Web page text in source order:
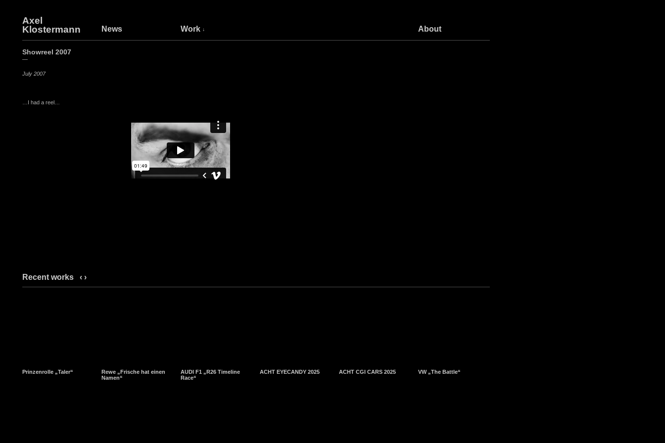
Axel
Klostermann
News Work About
Showreel 2007
—
July 2007
…I had a reel…
Recent works ‹ ›
Prinzenrolle „Taler“
Rewe „Frische hat einen
Namen“
AUDI F1 „R26 Timeline
Race“
ACHT EYECANDY 2025 ACHT CGI CARS 2025 VW „The Battle“